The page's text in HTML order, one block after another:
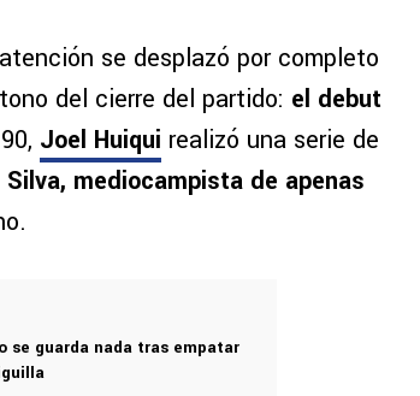
se desplazó por completo
del cierre del partido: el debut
Joel Huiqui realizó una serie de
mediocampista de apenas
se guarda nada tras empatar